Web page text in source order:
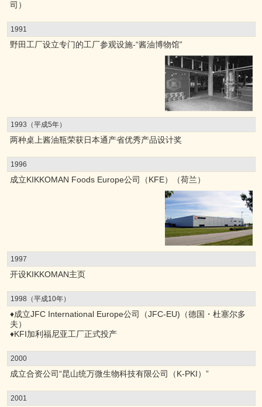
司）
1991
野田工厂设立专门的工厂参观设施-“酱油博物馆”
1993（平成5年）
两种桌上酱油瓶荣获日本通产省优秀产品设计奖
1996
成立KIKKOMAN Foods Europe公司（KFE）（荷兰）
1997
开设KIKKOMAN主页
1998（平成10年）
♦成立JFC International Europe公司（JFC-EU)（德国・杜塞尔多
夫）
♦KFI加利福尼亚工厂正式投产
2000
成立合资公司“昆山统万微生物科技有限公司（K-PKI）”
2001